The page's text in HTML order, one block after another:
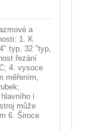
a
1. K
typ, 32 "typ,
řezání
4. vysoce
měřením,
i
může
6. Široce